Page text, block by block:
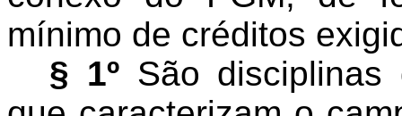
mínimo de créditos
§ 1º São